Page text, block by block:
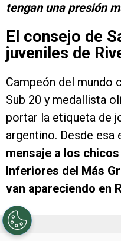
tengan una presión
El consejo de
juveniles de
Campeón del mundo
Sub 20 y medallista
portar la etiqueta de
argentino. Desde esa
mensaje a los
Inferiores del Más
van apareciendo en